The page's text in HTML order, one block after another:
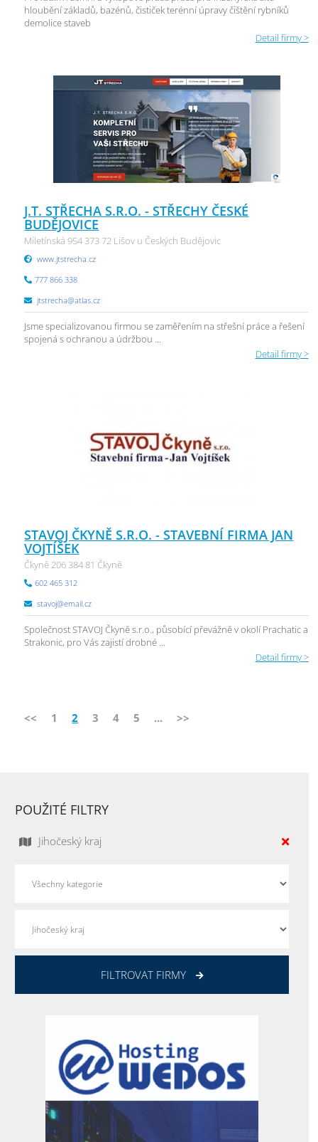
hloubění základů, bazénů, čističek terénní úpravy čištění rybníků
demolice staveb
Detail firmy >
J.T. STŘECHA S.R.O. - STŘECHY ČESKÉ
BUDĚJOVICE
Miletínská 954 373 72 Lišov u Českých Budějovic
www.jtstrecha.cz
777 866 338
jtstrecha@atlas.cz
Jsme specializovanou firmou se zaměřením na střešní práce a řešení
spojená s ochranou a údržbou ...
Detail firmy >
STAVOJ ČKYNĚ S.R.O. - STAVEBNÍ FIRMA JAN
VOJTÍŠEK
Čkyně 206 384 81 Čkyně
602 465 312
stavoj@email.cz
Společnost STAVOJ Čkyně s.r.o., působící převážně v okolí Prachatic a
Strakonic, pro Vás zajistí drobné ...
Detail firmy >
<< 1 2 3 4 5 ... >>
POUŽITÉ FILTRY
Jihočeský kraj
FILTROVAT FIRMY